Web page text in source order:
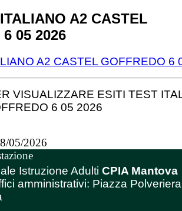
A2 CASTEL
6 05 2026
A2 CASTEL GOFFREDO 6
VISUALIZZARE ESITI TEST
6 05 2026
05/2026
Istruzione Adulti CPIA Mantova
amministrativi: Piazza